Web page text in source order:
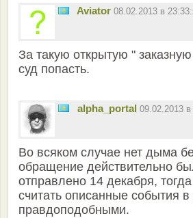
Aviator 08.02.2013 в
За такую открытую "
суд попасть.
alpha_portal 09.02.2013
Во всяком случае нет дыма
обращение действительно
отправлено 14 декабря,
считать описанные события
правдоподобными.